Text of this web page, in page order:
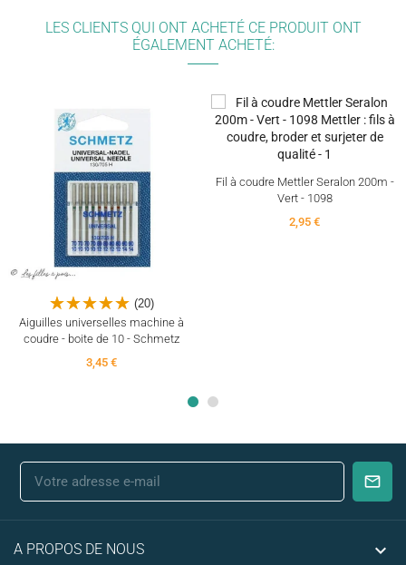
LES CLIENTS QUI ONT ACHETÉ CE PRODUIT ONT
ÉGALEMENT ACHETÉ:
(20)
Aiguilles universelles machine à
coudre - boite de 10 - Schmetz
3,45 €
Fil à coudre Mettler Seralon 200m -
Vert - 1098
2,95 €
A PROPOS DE NOUS 